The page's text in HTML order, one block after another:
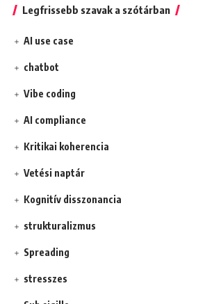
Legfrissebb szavak a szótárban
AI use case
chatbot
Vibe coding
AI compliance
Kritikai koherencia
Vetési naptár
Kognitív disszonancia
strukturalizmus
Spreading
stresszes